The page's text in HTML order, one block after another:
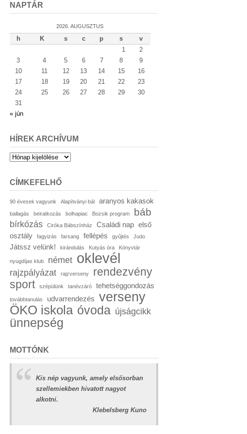
NAPTÁR
2026. AUGUSZTUS
h K s c p s
v
1
2
3
4 5 6 7 8
9
10
11 12 13 14 15
16
17
18 19 20 21 22
23
24
25 26 27 28 29
30
31
« jún
HÍREK ARCHÍVUM
Hírek
CÍMKEFELHŐ
90 évesek vagyunk Alapítványi bál aranyos kakasok
ballagás beiratkozás bolhapiac Bozsik program báb
bírkózás Ciróka Bábszínház Családi nap első
osztály
fagyizás farsang fellépés gyűjtés Judo
Játssz velünk! kirándulás Kutyás óra Könyvtár
nyugdíjas klub német oklevél
rajzpályázat rajzverseny
rendezvény
sport
szépülünk tanévzáró tehetséggondozás
továbbtanulás udvarrendezés verseny
ÖKO iskola óvoda újságcikk
ünnepség
MOTTÓNK
Kis nép vagyunk, amely elsősorban
szellemiekben hivatott nagyot
alkotni.
Klebelsberg Kuno